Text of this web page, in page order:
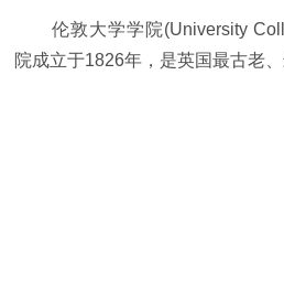
伦敦大学学院(University
院成立于1826年，是英国最古老